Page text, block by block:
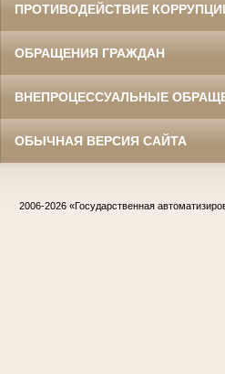
ПРОТИВОДЕЙСТВИЕ
ОБРАЩЕНИЯ ГРАЖДАН
ВНЕПРОЦЕССУАЛЬНЫЕ
ОБЫЧНАЯ ВЕРСИЯ САЙТА
2006-2026 «Государственная